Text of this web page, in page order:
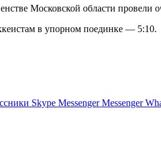
Московской области провели
в упорном поединке — 5:10.
Skype Messenger Messenger